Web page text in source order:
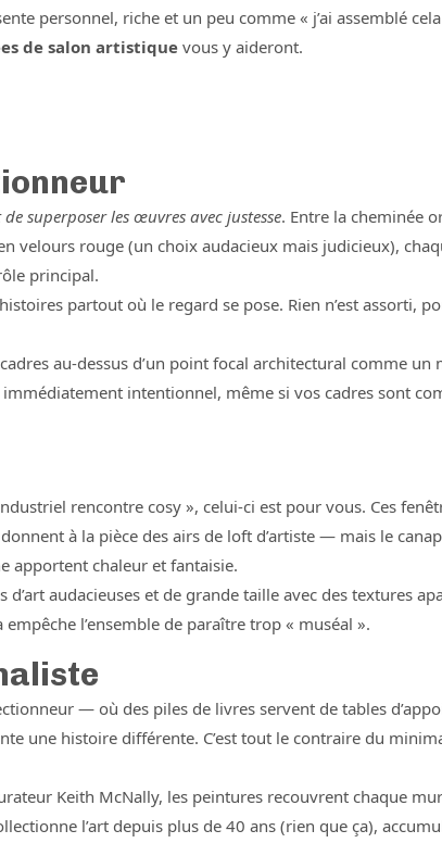
personnel, riche et un peu comme « j’ai assemblé cela
de salon artistique vous y aideront.
de superposer les œuvres avec justesse. Entre la cheminée
velours rouge (un choix audacieux mais judicieux),
principal.
partout où le regard se pose. Rien n’est assorti,
au-dessus d’un point focal architectural comme un
intentionnel, même si vos cadres sont
rencontre cosy », celui-ci est pour vous. Ces
à la pièce des airs de loft d’artiste — mais le
apportent chaleur et fantaisie.
audacieuses et de grande taille avec des textures
l’ensemble de paraître trop « muséal ».
— où des piles de livres servent de tables
une histoire différente. C’est tout le contraire du
Keith McNally, les peintures recouvrent chaque
l’art depuis plus de 40 ans (rien que ça),